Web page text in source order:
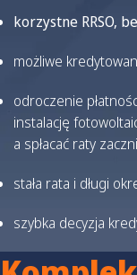
korzystne RRSO,
możliwe
odroczenie
instalację
a spłacać raty
stała rata i długi
szybka decyzja